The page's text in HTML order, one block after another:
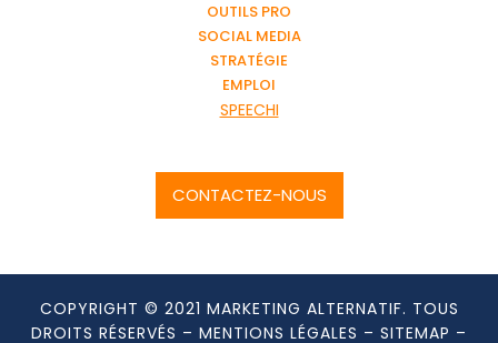
OUTILS PRO
SOCIAL MEDIA
STRATÉGIE
EMPLOI
SPEECHI
CONTACTEZ-NOUS
COPYRIGHT © 2021 MARKETING ALTERNATIF. TOUS
DROITS RÉSERVÉS – MENTIONS LÉGALES – SITEMAP –